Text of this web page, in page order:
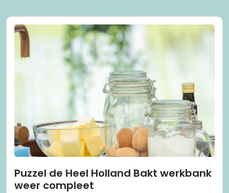
Puzzel de Heel Holland Bakt werkbank
weer compleet